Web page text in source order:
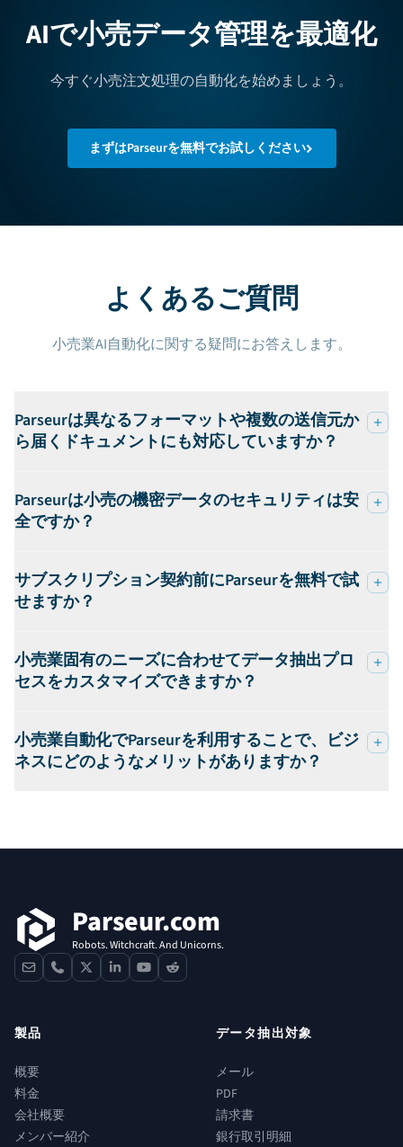
AIで小売データ管理を最適化
今すぐ小売注文処理の自動化を始めましょう。
まずはParseurを無料でお試しください
よくあるご質問
小売業AI自動化に関する疑問にお答えします。
Parseurは異なるフォーマットや複数の送信元か
ら届くドキュメントにも対応していますか？
Parseurは小売の機密データのセキュリティは安
全ですか？
サブスクリプション契約前にParseurを無料で試
せますか？
小売業固有のニーズに合わせてデータ抽出プロ
セスをカスタマイズできますか？
小売業自動化でParseurを利用することで、ビジ
ネスにどのようなメリットがありますか？
Parseur.com
Robots. Witchcraft. And Unicorns.
contactphone
x linkedinyoutube
reddit
製品
概要
料金
会社概要
メンバー紹介
データ抽出対象
メール
PDF
請求書
銀行取引明細